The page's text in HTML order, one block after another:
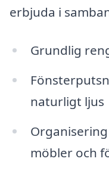
erbjuda i
Grundlig
naturligt ljus
möbler och